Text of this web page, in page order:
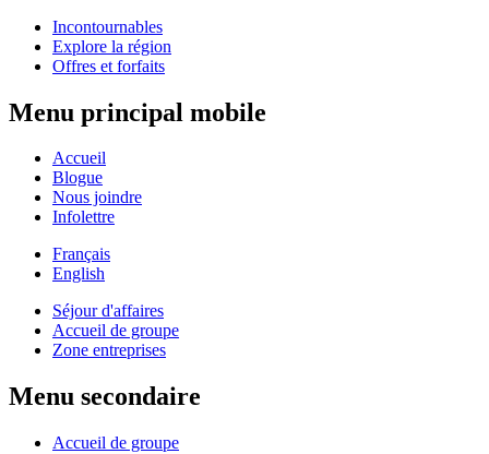
Incontournables
Explore la région
Offres et forfaits
Menu principal mobile
Accueil
Blogue
Nous joindre
Infolettre
Français
English
Séjour d'affaires
Accueil de groupe
Zone entreprises
Menu secondaire
Accueil de groupe